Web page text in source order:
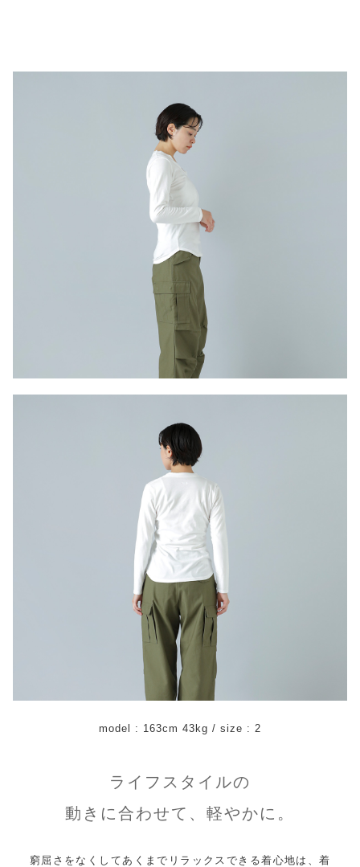
model : 163cm 43kg / size : 2
ライフスタイルの
動きに合わせて、軽やかに。
窮屈さをなくしてあくまでリラックスできる着心地は、着